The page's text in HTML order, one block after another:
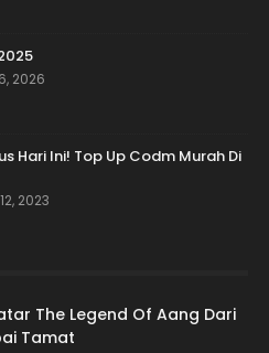
2026
Hari Ini! Top Up Codm Murah Di
2023
The Legend Of Aang Dari
Tamat